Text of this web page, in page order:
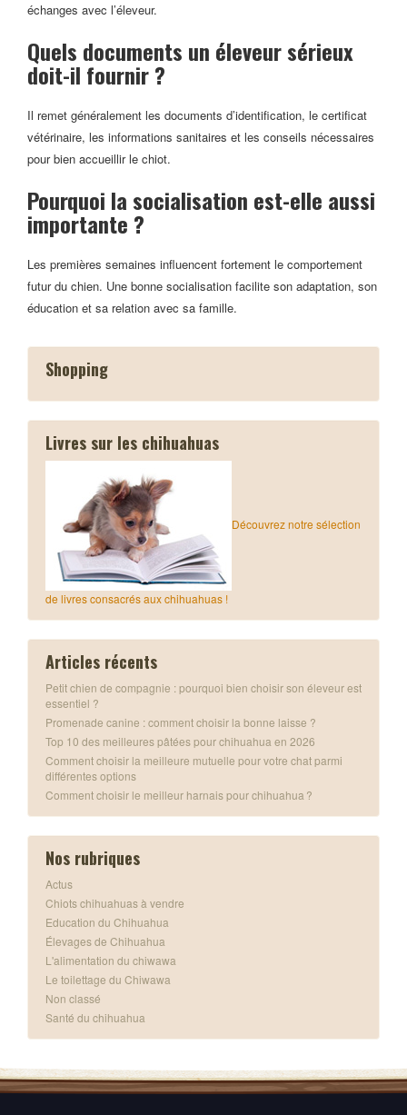
échanges avec l’éleveur.
Quels documents un éleveur sérieux
doit-il fournir ?
Il remet généralement les documents d’identification, le certificat
vétérinaire, les informations sanitaires et les conseils nécessaires
pour bien accueillir le chiot.
Pourquoi la socialisation est-elle aussi
importante ?
Les premières semaines influencent fortement le comportement
futur du chien. Une bonne socialisation facilite son adaptation, son
éducation et sa relation avec sa famille.
Shopping
Livres sur les chihuahuas
Découvrez notre sélection
de livres consacrés aux chihuahuas !
Articles récents
Petit chien de compagnie : pourquoi bien choisir son éleveur est
essentiel ?
Promenade canine : comment choisir la bonne laisse ?
Top 10 des meilleures pâtées pour chihuahua en 2026
Comment choisir la meilleure mutuelle pour votre chat parmi
différentes options
Comment choisir le meilleur harnais pour chihuahua ?
Nos rubriques
Actus
Chiots chihuahuas à vendre
Education du Chihuahua
Élevages de Chihuahua
L'alimentation du chiwawa
Le toilettage du Chiwawa
Non classé
Santé du chihuahua